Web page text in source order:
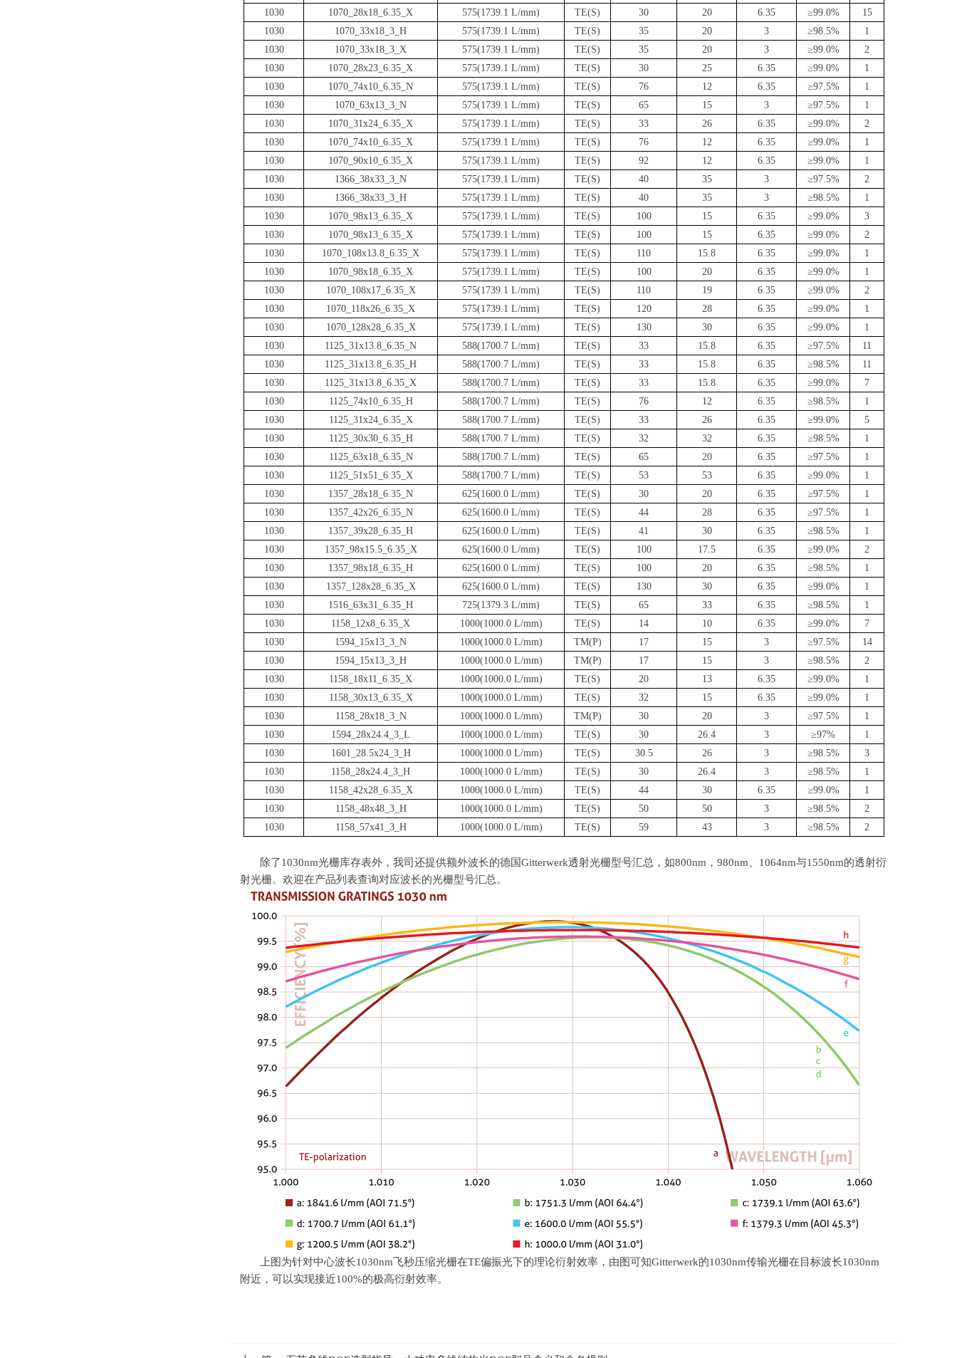
1030
1070_28x18_6.35_X 575(1739.1 L/mm) TE(S) 30 20 6.35 ≥99.0%
15
1030
1070_33x18_3_H 575(1739.1 L/mm) TE(S) 35 20 3 ≥98.5%
1
1030
1070_33x18_3_X 575(1739.1 L/mm) TE(S) 35 20 3 ≥99.0%
2
1030
1070_28x23_6.35_X 575(1739.1 L/mm) TE(S) 30 25 6.35 ≥99.0%
1
1030
1070_74x10_6.35_N 575(1739.1 L/mm) TE(S) 76 12 6.35 ≥97.5%
1
1030
1070_63x13_3_N 575(1739.1 L/mm) TE(S) 65 15 3 ≥97.5%
1
1030
1070_31x24_6.35_X 575(1739.1 L/mm) TE(S) 33 26 6.35 ≥99.0%
2
1030
1070_74x10_6.35_X 575(1739.1 L/mm) TE(S) 76 12 6.35 ≥99.0%
1
1030
1070_90x10_6.35_X 575(1739.1 L/mm) TE(S) 92 12 6.35 ≥99.0%
1
1030
1366_38x33_3_N 575(1739.1 L/mm) TE(S) 40 35 3 ≥97.5%
2
1030
1366_38x33_3_H 575(1739.1 L/mm) TE(S) 40 35 3 ≥98.5%
1
1030
1070_98x13_6.35_X 575(1739.1 L/mm) TE(S) 100 15 6.35 ≥99.0%
3
1030
1070_98x13_6.35_X 575(1739.1 L/mm) TE(S) 100 15 6.35 ≥99.0%
2
1030
1070_108x13.8_6.35_X 575(1739.1 L/mm) TE(S) 110 15.8 6.35 ≥99.0%
1
1030
1070_98x18_6.35_X 575(1739.1 L/mm) TE(S) 100 20 6.35 ≥99.0%
1
1030
1070_108x17_6.35_X 575(1739.1 L/mm) TE(S) 110 19 6.35 ≥99.0%
2
1030
1070_118x26_6.35_X 575(1739.1 L/mm) TE(S) 120 28 6.35 ≥99.0%
1
1030
1070_128x28_6.35_X 575(1739.1 L/mm) TE(S) 130 30 6.35 ≥99.0%
1
1030
1125_31x13.8_6.35_N 588(1700.7 L/mm) TE(S) 33 15.8 6.35 ≥97.5%
11
1030
1125_31x13.8_6.35_H 588(1700.7 L/mm) TE(S) 33 15.8 6.35 ≥98.5%
11
1030
1125_31x13.8_6.35_X 588(1700.7 L/mm) TE(S) 33 15.8 6.35 ≥99.0%
7
1030
1125_74x10_6.35_H 588(1700.7 L/mm) TE(S) 76 12 6.35 ≥98.5%
1
1030
1125_31x24_6.35_X 588(1700.7 L/mm) TE(S) 33 26 6.35 ≥99.0%
5
1030
1125_30x30_6.35_H 588(1700.7 L/mm) TE(S) 32 32 6.35 ≥98.5%
1
1030
1125_63x18_6.35_N 588(1700.7 L/mm) TE(S) 65 20 6.35 ≥97.5%
1
1030
1125_51x51_6.35_X 588(1700.7 L/mm) TE(S) 53 53 6.35 ≥99.0%
1
1030
1357_28x18_6.35_N 625(1600.0 L/mm) TE(S) 30 20 6.35 ≥97.5%
1
1030
1357_42x26_6.35_N 625(1600.0 L/mm) TE(S) 44 28 6.35 ≥97.5%
1
1030
1357_39x28_6.35_H 625(1600.0 L/mm) TE(S) 41 30 6.35 ≥98.5%
1
1030
1357_98x15.5_6.35_X 625(1600.0 L/mm) TE(S) 100 17.5 6.35 ≥99.0%
2
1030
1357_98x18_6.35_H 625(1600.0 L/mm) TE(S) 100 20 6.35 ≥98.5%
1
1030
1357_128x28_6.35_X 625(1600.0 L/mm) TE(S) 130 30 6.35 ≥99.0%
1
1030
1516_63x31_6.35_H 725(1379.3 L/mm) TE(S) 65 33 6.35 ≥98.5%
1
1030
1158_12x8_6.35_X 1000(1000.0 L/mm) TE(S) 14 10 6.35 ≥99.0%
7
1030
1594_15x13_3_N 1000(1000.0 L/mm) TM(P) 17 15 3 ≥97.5%
14
1030
1594_15x13_3_H 1000(1000.0 L/mm) TM(P) 17 15 3 ≥98.5%
2
1030
1158_18x11_6.35_X 1000(1000.0 L/mm) TE(S) 20 13 6.35 ≥99.0%
1
1030
1158_30x13_6.35_X 1000(1000.0 L/mm) TE(S) 32 15 6.35 ≥99.0%
1
1030
1158_28x18_3_N 1000(1000.0 L/mm) TM(P) 30 20 3 ≥97.5%
1
1030
1594_28x24.4_3_L 1000(1000.0 L/mm) TE(S) 30 26.4 3 ≥97%
1
1030
1601_28.5x24_3_H 1000(1000.0 L/mm) TE(S) 30.5 26 3 ≥98.5%
3
1030
1158_28x24.4_3_H 1000(1000.0 L/mm) TE(S) 30 26.4 3 ≥98.5%
1
1030
1158_42x28_6.35_X 1000(1000.0 L/mm) TE(S) 44 30 6.35 ≥99.0%
1
1030
1158_48x48_3_H 1000(1000.0 L/mm) TE(S) 50 50 3 ≥98.5%
2
1030
1158_57x41_3_H 1000(1000.0 L/mm) TE(S) 59 43 3 ≥98.5% 2
除了1030nm光栅库存表外，我司还提供额外波长的德国Gitterwerk透射光栅型号汇总，如800nm， 980nm 1064nm与1550nm的透射衍
射光栅。欢迎在产品列表查询对应波长的光栅型号汇总。
上图为针对中心波长1030nm飞秒压缩光栅在TE偏振光下的理论衍射效率，由图可知Gitterwerk的1030nm传输光栅在目标波长1030nm
附近，可以实现接近100%的极高衍射效率。